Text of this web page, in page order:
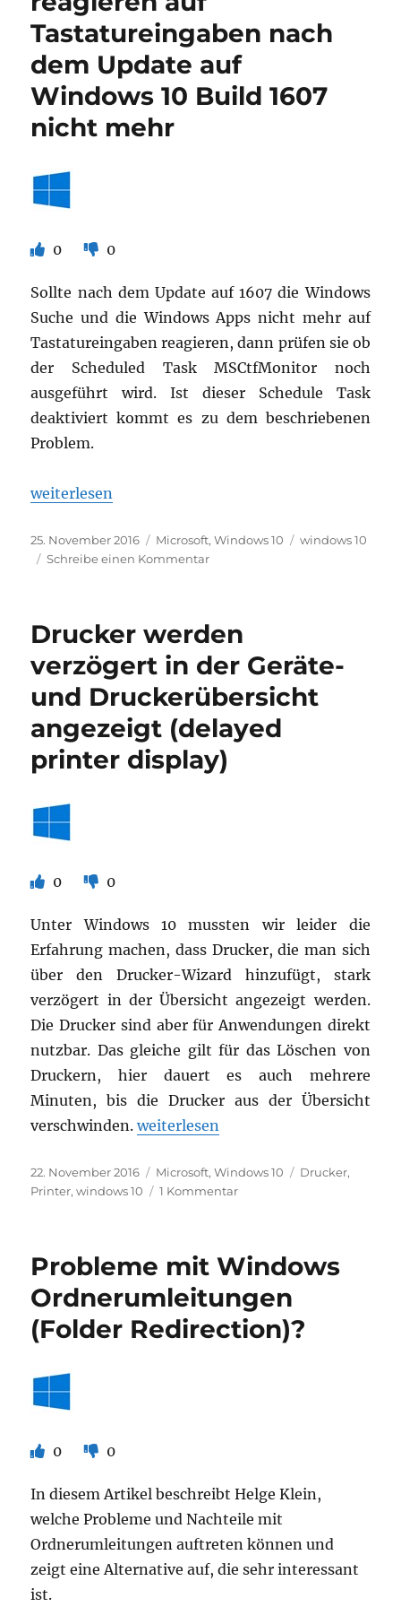
path
found
for
file
request
/grub.efi
Tastatureingaben nach
dem Update auf
Windows 10 Build 1607
nicht mehr
0 0
Sollte nach dem Update auf 1607 die Windows
Suche und die Windows Apps nicht mehr auf
Tastatureingaben reagieren, dann prüfen sie ob
der Scheduled Task MSCtfMonitor noch
ausgeführt wird. Ist dieser Schedule Task
deaktiviert kommt es zu dem beschriebenen
Problem.
„Suche und Apps reagieren auf Tastatureingaben
weiterlesen
Veröffentlicht
am
25. November 2016 Kategorien
Microsoft,Windows 10 Schlagwörter
windows 10
Schreibe einen Kommentarzu
reagieren
auf
Tastatureingaben
nach
dem
Update
auf
Windows
Drucker werden
verzögert in der Geräte-
und Druckerübersicht
angezeigt (delayed
printer display)
0 0
Unter Windows 10 mussten wir leider die
Erfahrung machen, dass Drucker, die man sich
über den Drucker-Wizard hinzufügt, stark
verzögert in der Übersicht angezeigt werden.
Die Drucker sind aber für Anwendungen direkt
nutzbar. Das gleiche gilt für das Löschen von
Druckern, hier dauert es auch mehrere
Minuten, bis die Drucker aus der Übersicht
verschwinden.„Drucker werden verzögert in der
weiterlesen
Veröffentlicht
am
22. November 2016 Kategorien
Microsoft,Windows 10 Schlagwörter
Drucker,
Printer,windows 10 1 Kommentarzu
in
Geräte-
und
Druckerübersicht
Probleme mit Windows
Ordnerumleitungen
(Folder Redirection)?
0 0
In diesem Artikel beschreibt Helge Klein,
welche Probleme und Nachteile mit
Ordnerumleitungen auftreten können und
zeigt eine Alternative auf, die sehr interessant
ist.